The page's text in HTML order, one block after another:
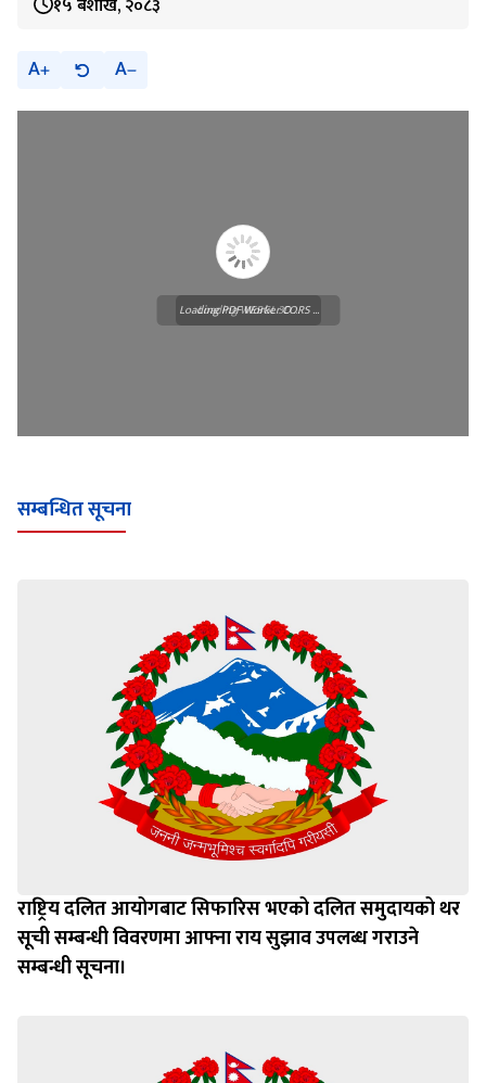
१५ बैशाख, २०८३
A A
Loading WEBGL 3D ...
Loading PDF Worker CORS ...
सम्बन्धित सूचना
राष्ट्रिय दलित आयोगबाट सिफारिस भएको दलित समुदायको थर
सूची सम्बन्धी विवरणमा आफ्ना राय सुझाव उपलब्ध गराउने
सम्बन्धी सूचना।